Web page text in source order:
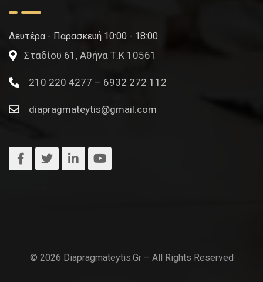
Δευτέρα - Παρασκευή 10:00 - 18:00
Σταδίου 61, Αθήνα Τ.Κ 10561
210 220 4277 – 6932 272 112
diapragmateytis@gmail.com
© 2026 Diapragmateytis.gr – All Rights Reserved